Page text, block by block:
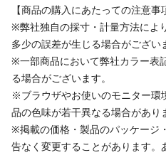
【商品の購入にあたっての注意事
※弊社独自の採寸・計量方法によ
多少の誤差が生じる場合がござい
※一部商品において弊社カラー表
る場合がございます。
※ブラウザやお使いのモニター環
品の色味が若干異なる場合があり
※掲載の価格・製品のパッケージ
告なく変更することがあります。